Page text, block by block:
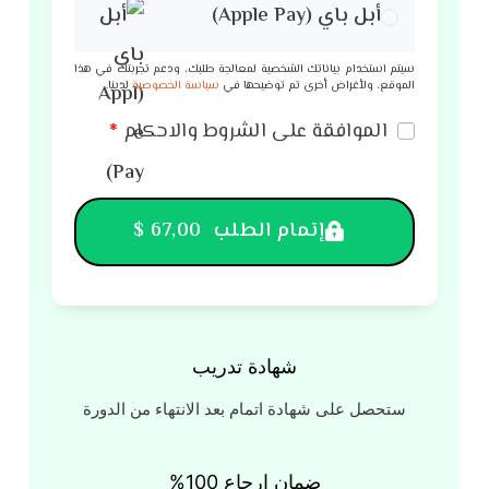
أبل باي (Apple Pay)
سيتم استخدام بياناتك الشخصية لمعالجة طلبك، ودعم تجربتك في هذا
الموقع، ولأغراض أخرى تم توضيحها في سياسة الخصوصيةلدينا.
الموافقة على الشروط والاحكام *
إتمام الطلب 67,00 $
شهادة تدريب
ستحصل على شهادة اتمام بعد الانتهاء من الدورة
ضمان ارجاع 100%